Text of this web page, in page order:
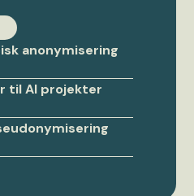
anonymisering
til AI projekter